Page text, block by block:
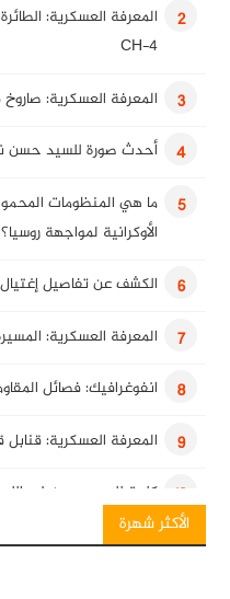
2
المعرفة العسكرية:
CH-4
3 المعرفة العسكرية: صاروخ فاتح 110
4 أحدث صورة للسيد حسن
5
ما هي المنظومات
الأوكرانية لمواجهة روسيا؟
6 الكشف عن تفاصيل
7 المعرفة العسكرية:
8 انفوغرافيك: فصائل
9 المعرفة العسكرية: قنابل
10 كلمة للسيد حسن نصرالله
الأكثر شهرة